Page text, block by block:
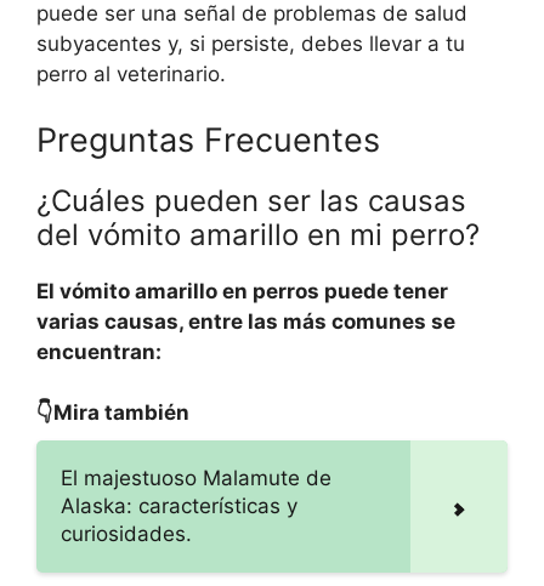
puede ser una señal de problemas de salud
subyacentes y, si persiste, debes llevar a tu
perro al veterinario.
Preguntas Frecuentes
¿Cuáles pueden ser las causas
del vómito amarillo en mi perro?
El vómito amarillo en perros puede tener
varias causas, entre las más comunes se
encuentran:
👇Mira también
El majestuoso Malamute de
Alaska: características y
curiosidades.